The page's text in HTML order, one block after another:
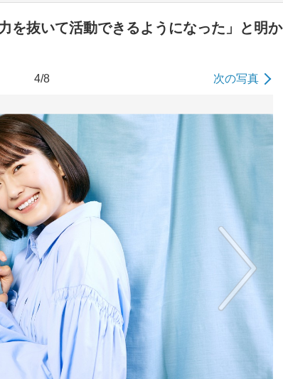
を抜いて活動できるようになった」と明か
4/8 次の写真